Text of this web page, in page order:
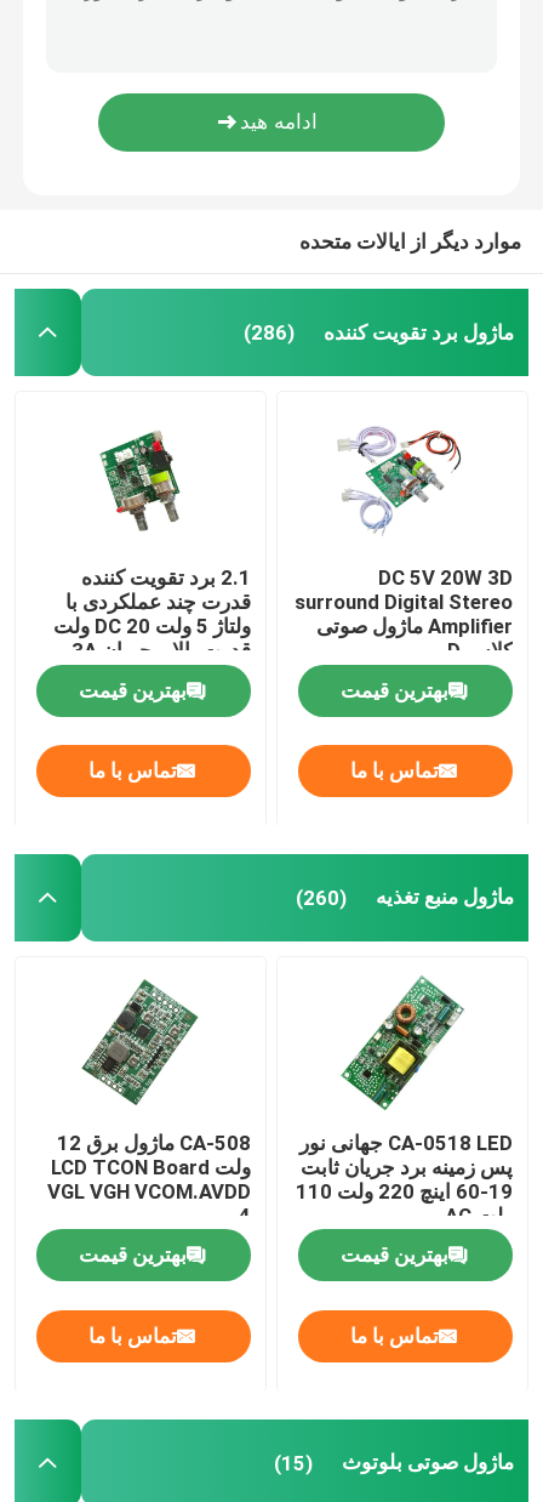
ماژول صوتی بلوتوث
آمپلی فایر خانگی
پخش کننده خودرو
قطعات تلویزیون LED
آمپرمتر دیجیتال ولت متر
کنترلر دیجیتال رطوبت
ابزار تستر
هیئت توسعه
موارد دیگر از ایالات متحده
ماژول برد تقویت کننده (286)
DC 5V 20W 3D
surround Digital Stereo
Amplifier ماژول صوتی
کلاس D
بهترین قیمت
تماس با ما
2.1 برد تقویت کننده
قدرت چند عملکردی با
ولتاژ 5 ولت DC 20 ولت
قدرت بالا و جریان 3A
برای بهبود عملکرد صوتی
بهترین قیمت
تماس با ما
ماژول منبع تغذیه (260)
CA-0518 LED جهانی نور
پس زمینه برد جریان ثابت
19-60 اینچ 220 ولت 110
ولت AC
بهترین قیمت
تماس با ما
CA-508 ماژول برق 12
ولت LCD TCON Board
VGL VGH VCOM.AVDD
4
بهترین قیمت
تماس با ما
ماژول صوتی بلوتوث (15)